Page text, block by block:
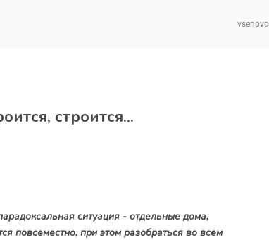
строится...
ситуация - отдельные дома,
повсеместно, при этом разобраться во всем